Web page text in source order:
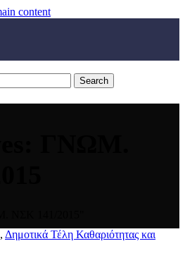
content
Search
, Δημοτικά Τέλη Καθαριότητας και